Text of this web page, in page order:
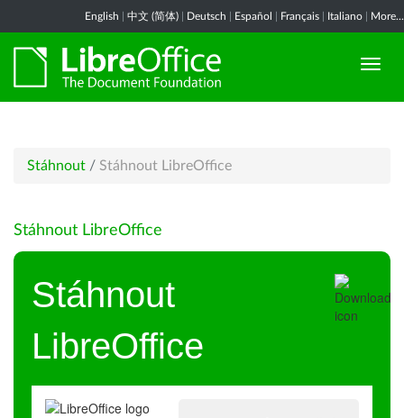
English 中文 (简体) Deutsch Español Français Italiano More...
Stáhnout / Stáhnout LibreOffice
Stáhnout LibreOffice
Stáhnout
LibreOffice